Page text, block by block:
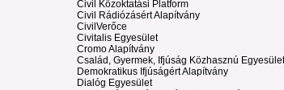
Civil Közoktatási Platform
Civil Rádiózásért Alapítvány
CivilVerőce
Civitalis Egyesület
Cromo Alapítvány
Család, Gyermek, Ifjúság Közhasznú Egyesület
Demokratikus Ifjúságért Alapítvány
Dialóg Egyesület